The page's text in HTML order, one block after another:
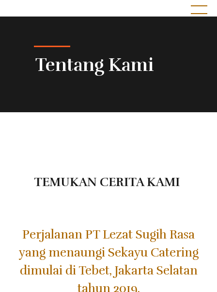
𝗦𝗘𝗞𝗔𝗬𝗨 𝗖𝗮𝘁𝗲𝗿𝗶𝗻𝗴 𝘣𝘺 𝘓𝘦𝘻𝘢𝘵 𝘚𝘶𝘨𝘪𝘩 𝘙𝘢𝘴𝘢
Tentang Kami
TEMUKAN CERITA KAMI
Perjalanan PT Lezat Sugih Rasa
yang menaungi Sekayu Catering
dimulai di Tebet, Jakarta Selatan
tahun 2019.